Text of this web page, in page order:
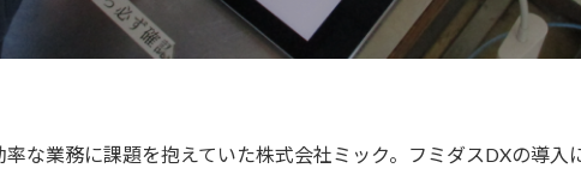
率な業務に課題を抱えていた株式会社ミック。フミダスDXの導入